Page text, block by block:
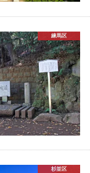
練馬区
杉並区